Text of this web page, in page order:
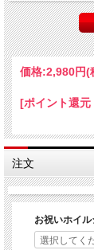
同窓会の記念品に
フリーサイズで後
暦パンツやTシャ
なお、配送は帽子
くださいませ。
価格:2,980円(
[ポイント還
注文
お祝いホイ